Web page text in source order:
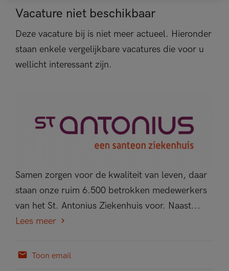
Vacature niet beschikbaar
Deze vacature bij is niet meer actueel. Hieronder
staan enkele vergelijkbare vacatures die voor u
wellicht interessant zijn.
Samen zorgen voor de kwaliteit van leven, daar
staan onze ruim 6.500 betrokken medewerkers
van het St. Antonius Ziekenhuis voor. Naast...
Lees meer
Toon email